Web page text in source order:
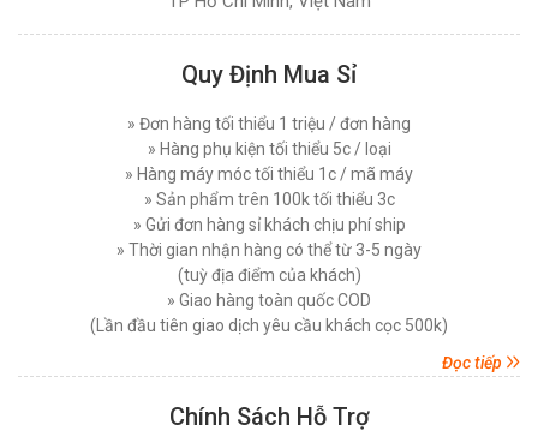
Chính Sách Hỗ Trợ
Quy Định Mua Sỉ
» Đơn hàng tối thiểu 1 triệu / đơn hàng
» Hàng phụ kiện tối thiểu 5c / loại
» Hàng máy móc tối thiểu 1c / mã máy
» Sản phẩm trên 100k tối thiểu 3c
» Gửi đơn hàng sỉ khách chịu phí ship
» Thời gian nhận hàng có thể từ 3-5 ngày
(tuỳ địa điểm của khách)
» Giao hàng toàn quốc COD
(Lần đầu tiên giao dịch yêu cầu khách cọc 500k)
Đọc tiếp